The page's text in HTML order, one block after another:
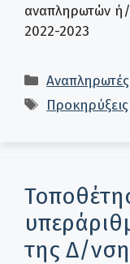
αναπληρωτών ή/
2022-2023
Κατηγορίες
Αναπληρωτές
Ετικέτες
Προκηρύξεις
της Δ/